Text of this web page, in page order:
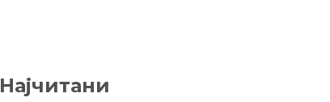
Најчитани